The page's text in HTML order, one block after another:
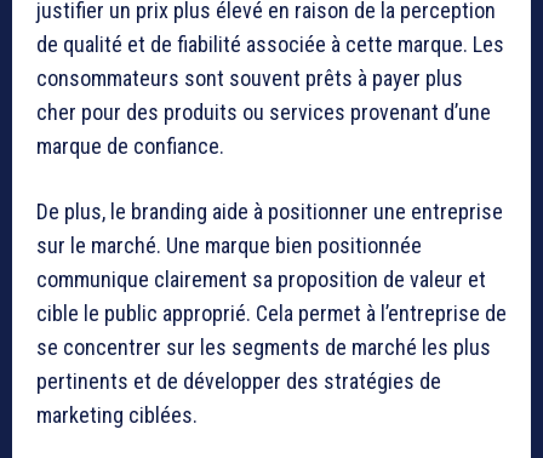
justifier un prix plus élevé en raison de la perception
de qualité et de fiabilité associée à cette marque. Les
consommateurs sont souvent prêts à payer plus
cher pour des produits ou services provenant d’une
marque de confiance.
De plus, le branding aide à positionner une entreprise
sur le marché. Une marque bien positionnée
communique clairement sa proposition de valeur et
cible le public approprié. Cela permet à l’entreprise de
se concentrer sur les segments de marché les plus
pertinents et de développer des stratégies de
marketing ciblées.